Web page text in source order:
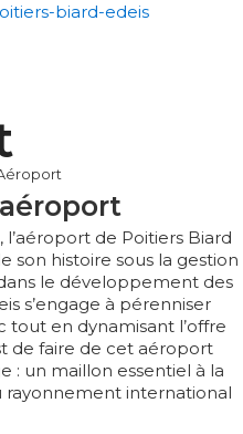
, l’aéroport de Poitiers Biard
son histoire sous la gestion
le développement des
s’engage à pérenniser
tout en dynamisant l’offre
de faire de cet aéroport
: un maillon essentiel à la
rayonnement international